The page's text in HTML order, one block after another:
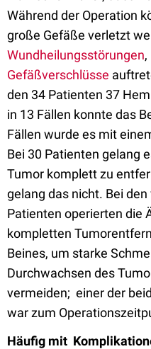
Während der Operation
große Gefäße verletzt
Wundheilungsstörungen,
Gefäßverschlüsse
den 34 Patienten 37
in 13 Fällen konnte das
Fällen wurde es mit
Bei 30 Patienten gelang
Tumor komplett zu
gelang das nicht. Bei
Patienten operierten die
kompletten
Beines, um starke
Durchwachsen des
vermeiden; einer der
war zum
Häufig mit